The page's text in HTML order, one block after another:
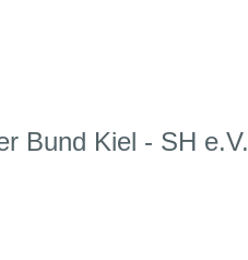
Bund Kiel - SH e.V.